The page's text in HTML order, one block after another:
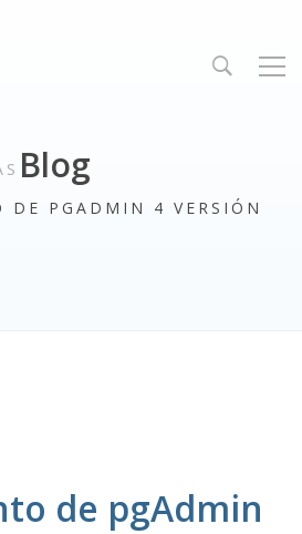
Blog
DE PGADMIN 4 VERSIÓN
de pgAdmin